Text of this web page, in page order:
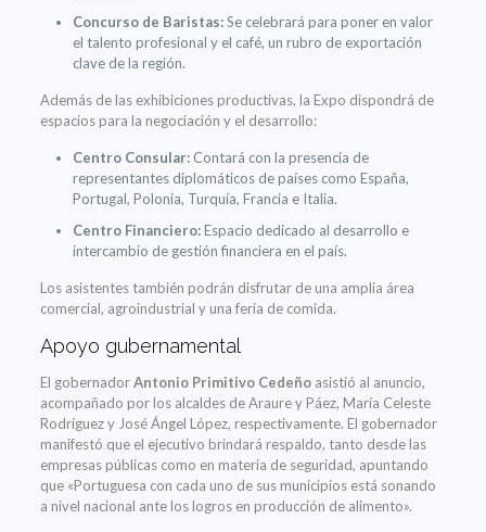
Concurso de Baristas:Se celebrará para poner en valor
el talento profesional y el café, un rubro de exportación
clave de la región.
Además de las exhibiciones productivas, la Expo dispondrá de
espacios para la negociación y el desarrollo:
Centro Consular:Contará con la presencia de
representantes diplomáticos de países como España,
Portugal, Polonia, Turquía, Francia e Italia.
Centro Financiero:Espacio dedicado al desarrollo e
intercambio de gestión financiera en el país.
Los asistentes también podrán disfrutar de una amplia área
comercial, agroindustrial y una feria de comida.
Apoyo gubernamental
El gobernadorAntonio Primitivo Cedeñoasistió al anuncio,
acompañado por los alcaldes de Araure y Páez, María Celeste
Rodríguez y José Ángel López, respectivamente. El gobernador
manifestó que el ejecutivo brindará respaldo, tanto desde las
empresas públicas como en materia de seguridad, apuntando
que «Portuguesa con cada uno de sus municipios está sonando
a nivel nacional ante los logros en producción de alimento».